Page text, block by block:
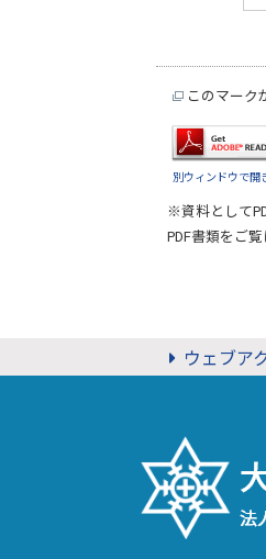
このマーク
別ウィンドウで開
※資料として
PDF書類をご覧
ウェブア